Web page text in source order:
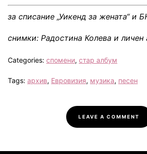
за списание „Уикенд за жената“ и
снимки: Радостина Колева и личен
Categories: спомени, стар албум
Tags: архив, Евровизия, музика, песен
LEAVE A COMMENT